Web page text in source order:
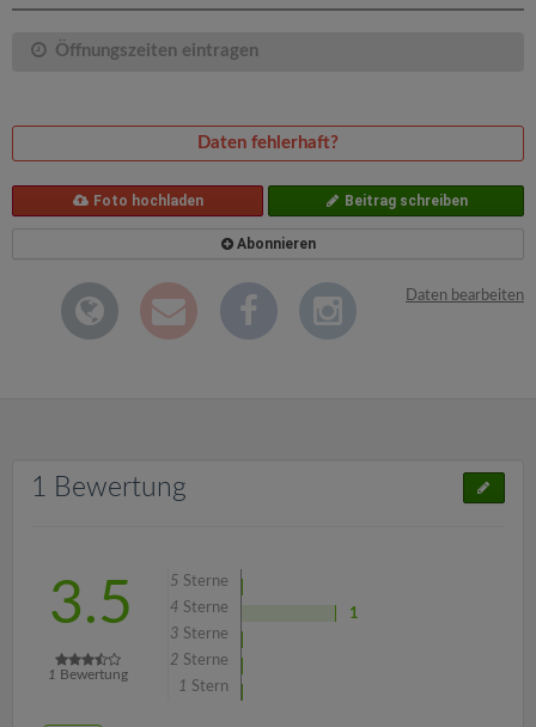
Öffnungszeiten eintragen
Daten fehlerhaft?
Foto hochladen Beitrag schreiben
Abonnieren
Daten bearbeiten
1 Bewertung
3.5
1 Bewertung
5 Sterne
4 Sterne
1
3 Sterne
2 Sterne
1 Stern
i
o